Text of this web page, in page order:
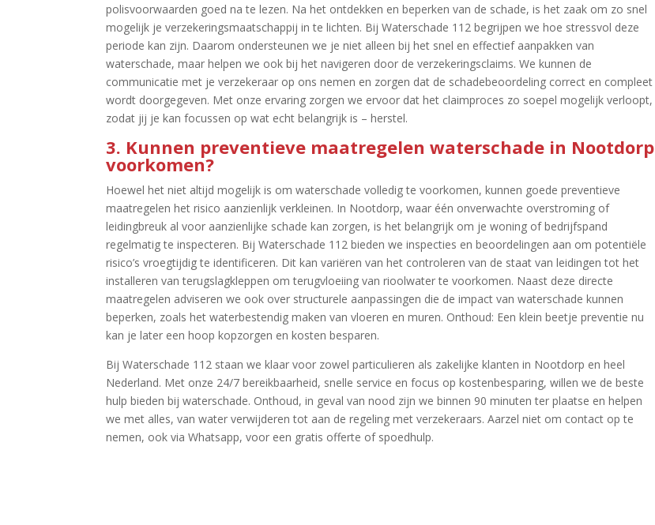
polisvoorwaarden goed na te lezen.​ Na het ontdekken en beperken van de schade, is het zaak om zo snel
mogelijk je verzekeringsmaatschappij in te lichten.​ Bij Waterschade 112 begrijpen we hoe stressvol deze
periode kan zijn.​ Daarom ondersteunen we je niet alleen bij het snel en effectief aanpakken van
waterschade, maar helpen we ook bij het navigeren door de verzekeringsclaims.​ We kunnen de
communicatie met je verzekeraar op ons nemen en zorgen dat de schadebeoordeling correct en compleet
wordt doorgegeven.​ Met onze ervaring zorgen we ervoor dat het claimproces zo soepel mogelijk verloopt,
zodat jij je kan focussen op wat echt belangrijk is – herstel.​
3.​ Kunnen preventieve maatregelen waterschade in Nootdorp
voorkomen?
Hoewel het niet altijd mogelijk is om waterschade volledig te voorkomen, kunnen goede preventieve
maatregelen het risico aanzienlijk verkleinen.​ In Nootdorp, waar één onverwachte overstroming of
leidingbreuk al voor aanzienlijke schade kan zorgen, is het belangrijk om je woning of bedrijfspand
regelmatig te inspecteren.​ Bij Waterschade 112 bieden we inspecties en beoordelingen aan om potentiële
risico’s vroegtijdig te identificeren.​ Dit kan variëren van het controleren van de staat van leidingen tot het
installeren van terugslagkleppen om terugvloeiing van rioolwater te voorkomen.​ Naast deze directe
maatregelen adviseren we ook over structurele aanpassingen die de impact van waterschade kunnen
beperken, zoals het waterbestendig maken van vloeren en muren.​ Onthoud: Een klein beetje preventie nu
kan je later een hoop kopzorgen en kosten besparen.​
Bij Waterschade 112 staan we klaar voor zowel particulieren als zakelijke klanten in Nootdorp en heel
Nederland.​ Met onze 24/7 bereikbaarheid, snelle service en focus op kostenbesparing, willen we de beste
hulp bieden bij waterschade.​ Onthoud, in geval van nood zijn we binnen 90 minuten ter plaatse en helpen
we met alles, van water verwijderen tot aan de regeling met verzekeraars.​ Aarzel niet om contact op te
nemen, ook via Whatsapp, voor een gratis offerte of spoedhulp.​